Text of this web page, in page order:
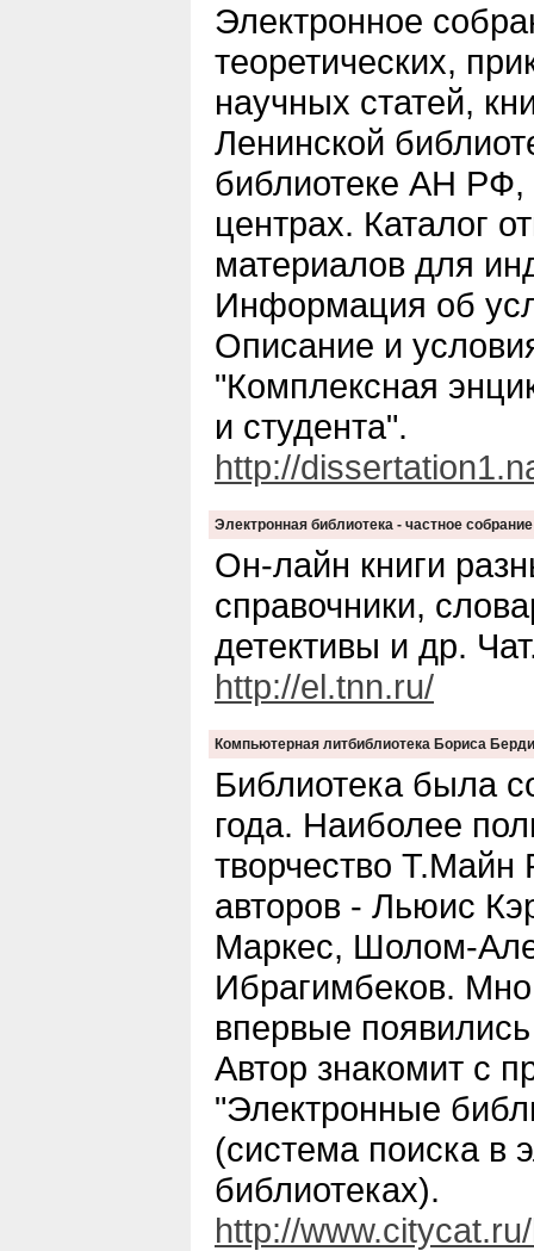
Электронное
теоретических,
научных статей,
Ленинской
библиотеке АН РФ,
центрах. Каталог
материалов для
Информация об
Описание и
"Комплексная
и студента".
http://
Электронная библиотека - частное
Он-лайн книги
справочники,
детективы и др.
http://el.tnn.ru/
Компьютерная литбиблиотека Бориса
Библиотека была
года. Наиболее
творчество Т.Майн
авторов - Льюис
Маркес, Шолом-
Ибрагимбеков.
впервые
Автор знакомит с
"Электронные
(система поиска в
библиотеках).
http://